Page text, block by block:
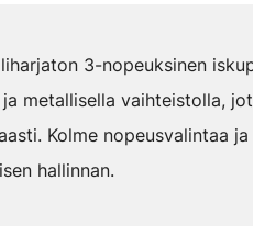
3-nopeuksinen
metallisella vaihteistolla,
Kolme nopeusvalintaa
hallinnan.